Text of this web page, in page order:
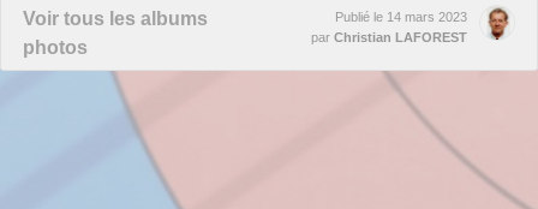
Voir tous les albums
photos
Publié le 14 mars 2023
par Christian LAFOREST